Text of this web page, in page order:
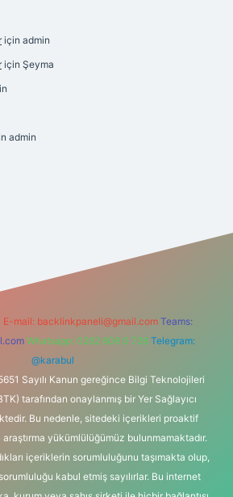
için admin
için Şeyma
admin
E-mail: backlinkpaneli@gmail.com Teams:
Whatsapp: 0262 606 0 726 Telegram:
@karabul
Sayılı Kanun gereğince Bilgi Teknolojileri
tarafından onaylanmış bir Yer Sağlayıcı
Bu nedenle, sitedeki içerikleri proaktif
yükümlülüğümüz bulunmamaktadır.
içeriklerin sorumluluğunu taşımakta olup,
kabul etmiş sayılırlar. Bu internet